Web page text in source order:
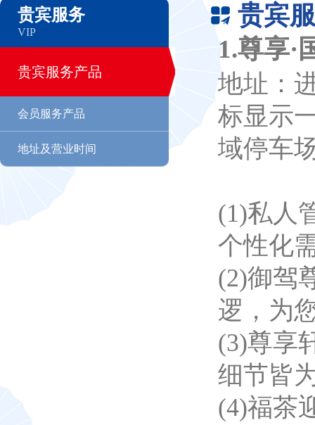
贵宾服务
VIP
贵宾服务产品
会员服务产品
地址及营业时间
贵宾
1.尊享·
地址：
标显示
域停车
(1)私人
个性化
(2)御驾
逻，为
(3)尊享
细节皆
(4)福茶